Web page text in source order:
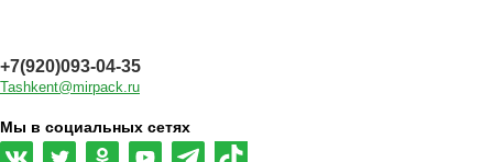
+7(920)093-04-35
Tashkent@mirpack.ru
Мы в социальных сетях